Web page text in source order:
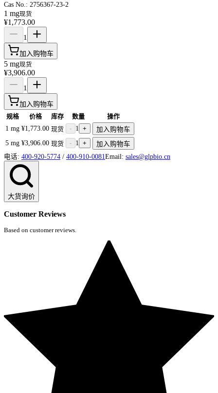
Cas No.: 2756367-23-2
1 mg现货
¥1,773.00
1
加入购物车
5 mg现货
¥3,906.00
1
加入购物车
规格 价格 库存 数量
操作
1 mg ¥1,773.00 现货 - 1 +
加入购物车
5 mg ¥3,906.00 现货 - 1 +
加入购物车
电话: 400-920-5774 / 400-910-0081 Email: sales@glpbio.cn
大货询价
Customer Reviews
Based on customer reviews.